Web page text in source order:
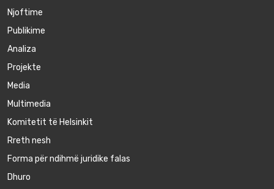
Njoftime
Publikime
Аnaliza
Projekte
Media
Multimedia
Komitetit të Helsinkit
Rreth nesh
Forma për ndihmë juridike falas
Dhuro